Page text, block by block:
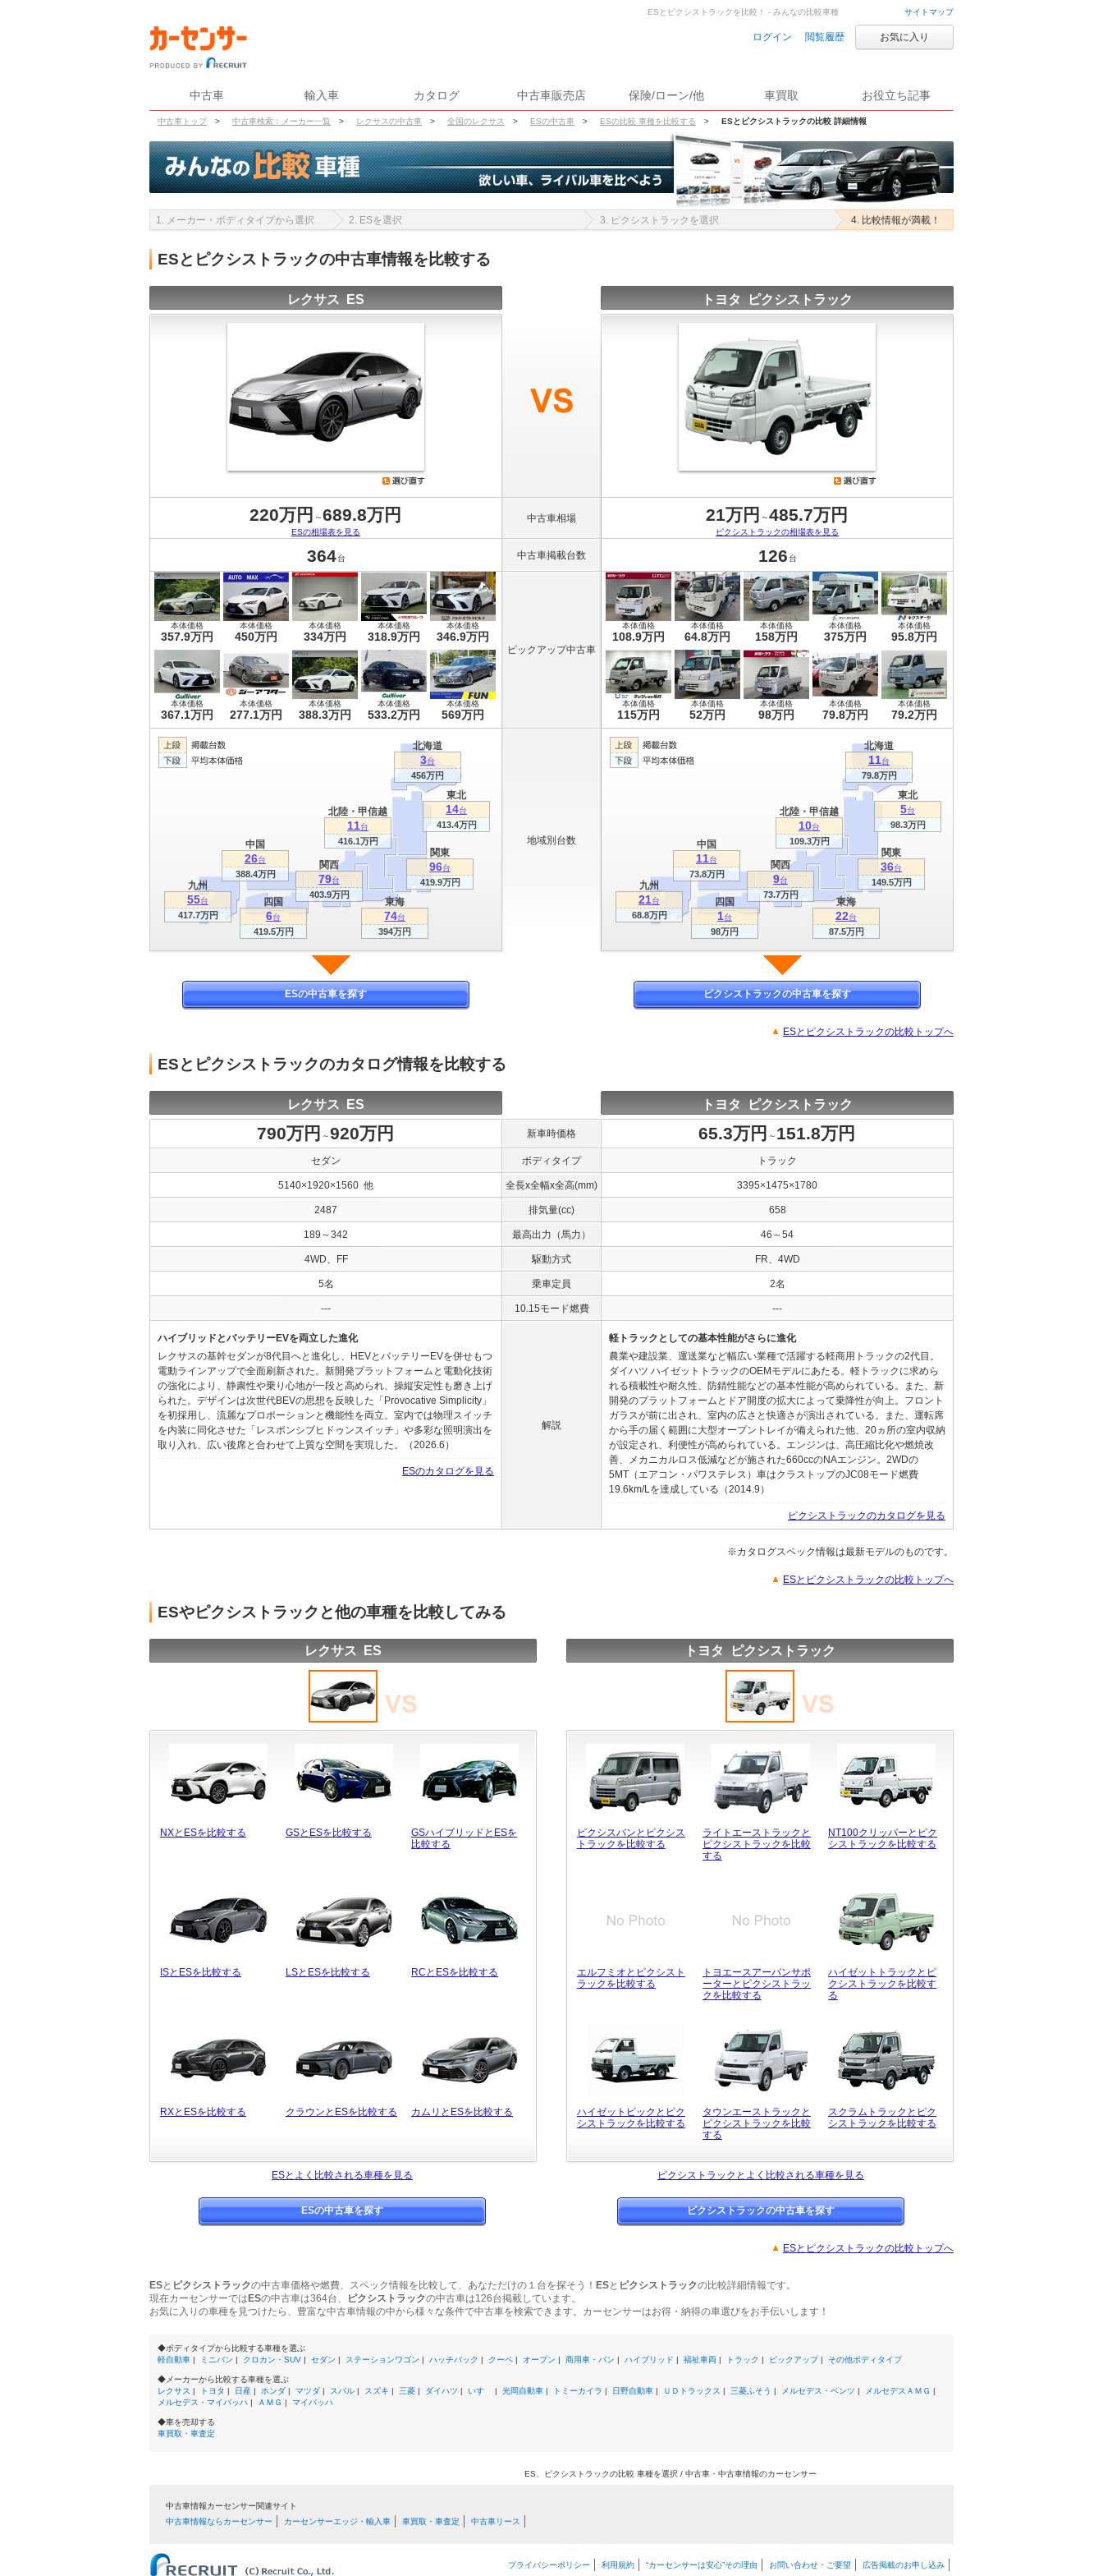
サイトマップ
ログイン 閲覧履歴 お気に入り
中古車 輸入車 カタログ 中古車販売店 保険/ローン/他 車買取 お役立ち記事
中古車トップ > 中古車検索：メーカー一覧 > レクサスの中古車 > 全国のレクサス > ESの中古車 > ESの比較 車種を比較する > ESとピクシストラックの比較 詳細情報
ESとピクシストラックを比較！ - みんなの比較車種
1. メーカー・ボディタイプから選択 2. ESを選択 3. ピクシストラックを選択 4. 比較情報が満載！
ESとピクシストラックの中古車情報を比較する
レクサス ES トヨタ ピクシストラック
220万円 ～689.8万円
ESの相場表を見る
中古車相場 21万円 ～485.7万円
ピクシストラックの相場表を見る
364 台 中古車掲載台数 126 台
本体価格
357.9万円
本体価格
450万円
本体価格
334万円
本体価格
318.9万円
本体価格
346.9万円
本体価格
367.1万円
本体価格
277.1万円
本体価格
388.3万円
本体価格
533.2万円
本体価格
569万円
ピックアップ中古車
本体価格
108.9万円
本体価格
64.8万円
本体価格
158万円
本体価格
375万円
本体価格
95.8万円
本体価格
115万円
本体価格
52万円
本体価格
98万円
本体価格
79.8万円
本体価格
79.2万円
関東
96台
419.9万円
関西
79台
403.9万円
東海
74台
394万円
北海道
3台
456万円
九州
55台
417.7万円
東北
14台
413.4万円
北陸・甲信越
11台
416.1万円
中国
26台
388.4万円
四国
6台
419.5万円
地域別台数
関東
36台
149.5万円
関西
9台
73.7万円
東海
22台
87.5万円
北海道
11台
79.8万円
九州
21台
68.8万円
東北
5台
98.3万円
北陸・甲信越
10台
109.3万円
中国
11台
73.8万円
四国
1台
98万円
ESの中古車を探す ピクシストラックの中古車を探す
ESとピクシストラックの比較トップへ
ESとピクシストラックのカタログ情報を比較する
レクサス ES トヨタ ピクシストラック
790万円 ～920万円 新車時価格 65.3万円 ～ 151.8万円
セダン ボディタイプ トラック
5140×1920×1560 他 全長x全幅x全高(mm) 3395×1475×1780
2487 排気量(cc) 658
189～342 最高出力（馬力） 46～54
4WD、FF 駆動方式 FR、4WD
5名 乗車定員 2名
--- 10.15モード燃費 ---
ハイブリッドとバッテリーEVを両立した進化
レクサスの基幹セダンが8代目へと進化し、HEVとバッテリーEVを併せもつ
電動ラインアップで全面刷新された。新開発プラットフォームと電動化技術
の強化により、静粛性や乗り心地が一段と高められ、操縦安定性も磨き上げ
られた。デザインは次世代BEVの思想を反映した「Provocative Simplicity」
を初採用し、流麗なプロポーションと機能性を両立。室内では物理スイッチ
を内装に同化させた「レスポンシブヒドゥンスイッチ」や多彩な照明演出を
取り入れ、広い後席と合わせて上質な空間を実現した。（2026.6）
ESのカタログを見る
解説
軽トラックとしての基本性能がさらに進化
農業や建設業、運送業など幅広い業種で活躍する軽商用トラックの2代目。
ダイハツ ハイゼットトラックのOEMモデルにあたる。軽トラックに求めら
れる積載性や耐久性、防錆性能などの基本性能が高められている。また、新
開発のプラットフォームとドア開度の拡大によって乗降性が向上。フロント
ガラスが前に出され、室内の広さと快適さが演出されている。また、運転席
から手の届く範囲に大型オープントレイが備えられた他、20ヵ所の室内収納
が設定され、利便性が高められている。エンジンは、高圧縮比化や燃焼改
善、メカニカルロス低減などが施された660ccのNAエンジン。2WDの
5MT（エアコン・パワステレス）車はクラストップのJC08モード燃費
19.6km/Lを達成している（2014.9）
ピクシストラックのカタログを見る
※カタログスペック情報は最新モデルのものです。
ESとピクシストラックの比較トップへ
ESやピクシストラックと他の車種を比較してみる
レクサス ES
NXとESを比較する GSとESを比較する
GSハイブリッドとESを
比較する
ISとESを比較する LSとESを比較する RCとESを比較する
RXとESを比較する クラウンとESを比較する カムリとESを比較する
トヨタ ピクシストラック
ピクシスバンとピクシス
トラックを比較する
ライトエーストラックと
ピクシストラックを比較
する
NT100クリッパーとピク
シストラックを比較する
エルフミオとピクシスト
ラックを比較する
トヨエースアーバンサポ
ーターとピクシストラッ
クを比較する
ハイゼットトラックとピ
クシストラックを比較す
る
ハイゼットピックとピク
シストラックを比較する
タウンエーストラックと
ピクシストラックを比較
する
スクラムトラックとピク
シストラックを比較する
ESとよく比較される車種を見る ピクシストラックとよく比較される車種を見る
ESの中古車を探す ピクシストラックの中古車を探す
ESとピクシストラックの比較トップへ
ESと ピクシストラックの中古車価格や燃費、スペック情報を比較して、あなただけの１台を探そう！ ESと ピクシストラックの比較詳細情報です。
現在カーセンサーでは ESの中古車は364台、 ピクシストラックの中古車は126台掲載しています。
お気に入りの車種を見つけたら、豊富な中古車情報の中から様々な条件で中古車を検索できます。カーセンサーはお得・納得の車選びをお手伝いします！
◆ボディタイプから比較する車種を選ぶ
軽自動車 | ミニバン | クロカン・SUV | セダン | ステーションワゴン | ハッチバック | クーペ | オープン | 商用車・バン | ハイブリッド | 福祉車両 | トラック | ピックアップ| その他ボディタイプ
◆メーカーから比較する車種を選ぶ
レクサス | トヨタ | 日産 | ホンダ | マツダ | スバル | スズキ | 三菱 | ダイハツ | いすゞ | 光岡自動車 | トミーカイラ | 日野自動車 | ＵＤトラックス | 三菱ふそう | メルセデス・ベンツ | メルセデスＡＭＧ |
メルセデス・マイバッハ | ＡＭＧ | マイバッハ
◆車を売却する
車買取・車査定
ES、ピクシストラックの比較 車種を選択 / 中古車・中古車情報のカーセンサー
中古車情報カーセンサー関連サイト
中古車情報ならカーセンサー
カーセンサーエッジ・輸入車 車買取・車査定 中古車リース
プライバシーポリシー 利用規約 “カーセンサーは安心”その理由 お問い合わせ・ご要望 広告掲載のお申し込み